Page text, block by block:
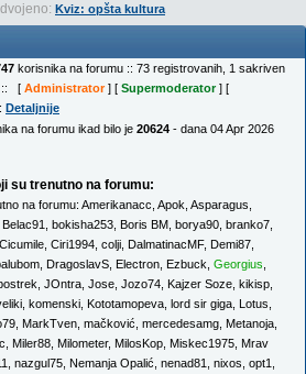
Kviz: opšta kultura
korisnika na forumu :: 73 registrovanih, 1 sakriven
:: [ Administrator] [ Supermoderator] [
Detaljnije
na forumu ikad bilo je 20624 - dana 04 Apr 2026
su trenutno na forumu:
na forumu: Amerikanacc Apok Asparagus
Belac91 bokisha253 Boris BM borya90 branko7
Cicumile Ciri1994 colji DalmatinacMF, Demi87
DragoslavS Electron Ezbuck Georgius
JOntra Jose Jozo74 Kajzer Soze kikisp
komenski Kototamopeva lord sir giga Lotus
MarkTven mačković mercedesamg Metanoja
Miler88 Milometer, MilosKop Miskec1975 Mrav
nazgul75 Nemanja Opalić nenad81 nixos opt1